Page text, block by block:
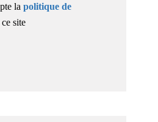
la politique de
site